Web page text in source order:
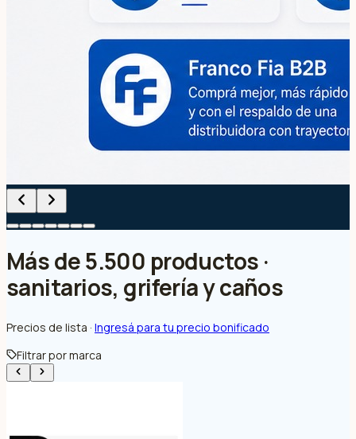
Más de 5.500 productos ·
sanitarios, grifería y caños
Precios de lista · Ingresá para tu precio bonificado
Filtrar por marca